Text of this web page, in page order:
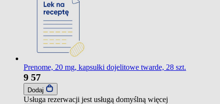
Prenome, 20 mg, kapsułki dojelitowe twarde, 28 szt.
9 57
Dodaj
Usługa rezerwacji jest usługą domyślną więcej